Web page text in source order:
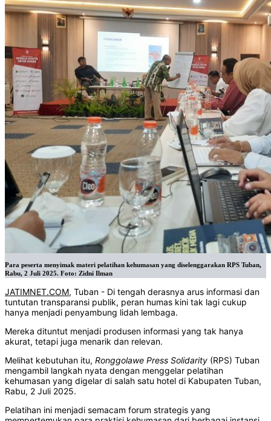
Para peserta menyimak materi pelatihan kehumasan yang diselenggarakan RPS Tuban,
Rabu, 2 Juli 2025. Foto: Zidni Ilman
JATIMNET.COM, Tuban - Di tengah derasnya arus informasi dan
tuntutan transparansi publik, peran humas kini tak lagi cukup
hanya menjadi penyambung lidah lembaga.
Mereka dituntut menjadi produsen informasi yang tak hanya
akurat, tetapi juga menarik dan relevan.
Melihat kebutuhan itu, Ronggolawe Press Solidarity (RPS) Tuban
mengambil langkah nyata dengan menggelar pelatihan
kehumasan yang digelar di salah satu hotel di Kabupaten Tuban,
Rabu, 2 Juli 2025.
Pelatihan ini menjadi semacam forum strategis yang